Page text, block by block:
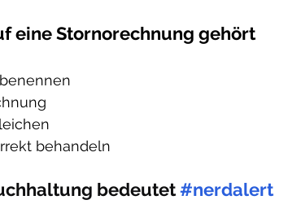
eine Stornorechnung gehört
behandeln
bedeutet #nerdalert